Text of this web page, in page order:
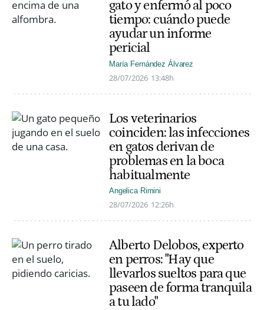
gato y enfermó al poco
tiempo: cuándo puede
ayudar un informe
pericial
María Fernández Álvarez
28/07/2026 13:48h
Los veterinarios
coinciden: las infecciones
en gatos derivan de
problemas en la boca
habitualmente
Angelica Rimini
28/07/2026 12:26h
Alberto Delobos, experto
en perros: "Hay que
llevarlos sueltos para que
paseen de forma tranquila
a tu lado"